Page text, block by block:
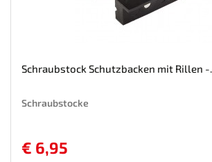
Schraubstock Schutzbacken mit Rillen -
Schraubstocke
€ 6,95